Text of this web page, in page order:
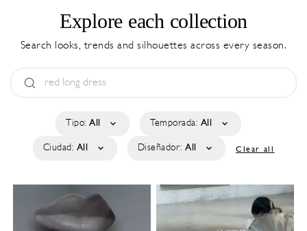
Explore each collection
Search looks, trends and silhouettes across every season.
Tipo: All Temporada: All
Ciudad: All Diseñador: All Clear all